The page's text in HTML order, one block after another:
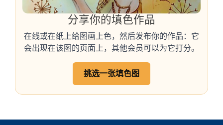
分享你的填色作品
在线或在纸上给图画上色，然后发布你的作品：它
会出现在该图的页面上，其他会员可以为它打分。
挑选一张填色图